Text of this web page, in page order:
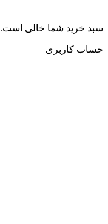
سبد خرید شما خالی است.
حساب کاربری